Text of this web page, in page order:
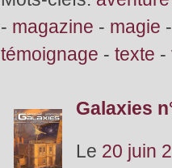
- magazine - magie
témoignage - texte -
Galaxies
Le 20 juin